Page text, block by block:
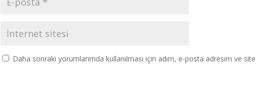
Daha sonraki yorumlarımda kullanılması için adım, e-posta adresim ve